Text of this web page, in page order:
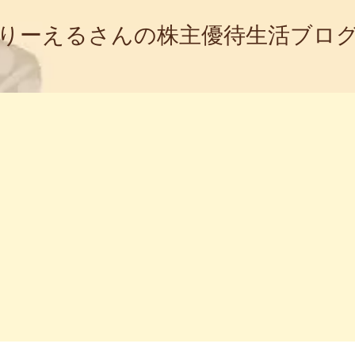
ーえるさんの株主優待生活ブロ